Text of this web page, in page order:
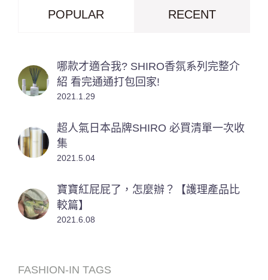
POPULAR RECENT
哪款才適合我? SHIRO香氛系列完整介
紹 看完通通打包回家!
2021.1.29
超人氣日本品牌SHIRO 必買清單一次收
集
2021.5.04
寶寶紅屁屁了，怎麼辦？【護理產品比
較篇】
2021.6.08
FASHION-IN TAGS